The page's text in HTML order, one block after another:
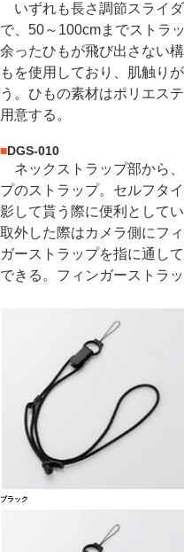
いずれも長さ調節スライ
で、50～100cmまでストラ
余ったひもが飛び出さない
もを使用しており、肌触り
う。ひもの素材はポリエス
用意する。
■DGS-010
ネックストラップ部から
プのストラップ。セルフタ
影して貰う際に便利として
取外した際はカメラ側にフ
ガーストラップを指に通し
できる。フィンガーストラ
ブラック